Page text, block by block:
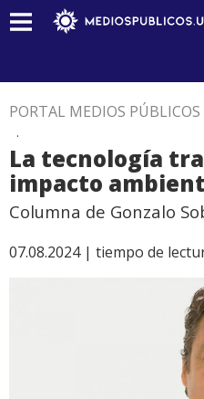
PORTAL MEDIOS PÚBLICOS
.
La tecnología
impacto
Columna de Gonzalo
07.08.2024 | tiempo de